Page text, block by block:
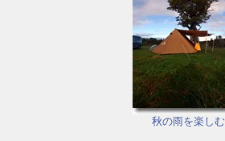
秋の雨を楽しむ